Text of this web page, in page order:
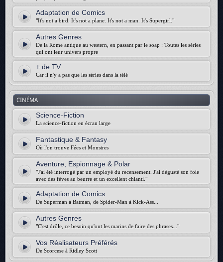
Adaptation de Comics
"It's not a bird. It's not a plane. It's not a man. It's Supergirl."
Autres Genres
De la Rome antique au western, en passant par le soap : Toutes les séries
qui ont leur univers propre
+ de TV
Car il n'y a pas que les séries dans la télé
CINÉMA
Science-Fiction
La science-fiction en écran large
Fantastique & Fantasy
Où l'on trouve Fées et Monstres
Aventure, Espionnage & Polar
"J'ai été interrogé par un employé du recensement. J'ai dégusté son foie
avec des fèves au beurre et un excellent chianti."
Adaptation de Comics
De Superman à Batman, de Spider-Man à Kick-Ass...
Autres Genres
"C'est drôle, ce besoin qu'ont les marins de faire des phrases..."
Vos Réalisateurs Préférés
De Scorcese à Ridley Scott